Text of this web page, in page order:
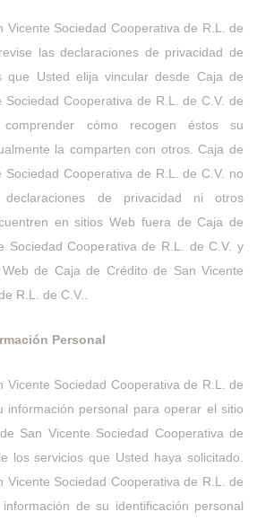
Vicente Sociedad Cooperativa de R.L. de
las declaraciones de privacidad de
Usted elija vincular desde Caja de
Sociedad Cooperativa de R.L. de C.V. de
cómo recogen éstos su
la comparten con otros. Caja de
Sociedad Cooperativa de R.L. de C.V. no
de privacidad ni otros
en sitios Web fuera de Caja de
Sociedad Cooperativa de R.L. de C.V. y
de Caja de Crédito de San Vicente
R.L. de C.V..
Personal
Vicente Sociedad Cooperativa de R.L. de
información personal para operar el sitio
San Vicente Sociedad Cooperativa de
los servicios que Usted haya solicitado.
Vicente Sociedad Cooperativa de R.L. de
de su identificación personal